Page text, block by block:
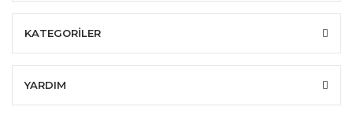
KATEGORİLER
YARDIM